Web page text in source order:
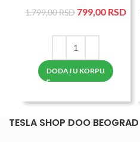
1.799,00RSD799,00 RSD
DODAJ U KORPU
TESLA SHOP DOO BEOGRAD